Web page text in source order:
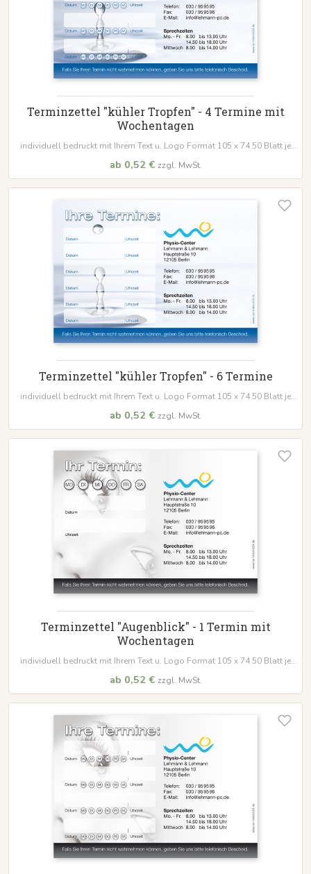
Terminzettel "kühler Tropfen" - 4 Termine mit
Wochentagen
individuell bedruckt mit Ihrem Text u. Logo Format 105 x 74 50 Blatt je
ab 0,52 € zzgl. MwSt.
Terminzettel "kühler Tropfen" - 6 Termine
individuell bedruckt mit Ihrem Text u. Logo Format 105 x 74 50 Blatt je
ab 0,52 € zzgl. MwSt.
Terminzettel "Augenblick" - 1 Termin mit
Wochentagen
individuell bedruckt mit Ihrem Text u. Logo Format 105 x 74 50 Blatt je
ab 0,52 € zzgl. MwSt.